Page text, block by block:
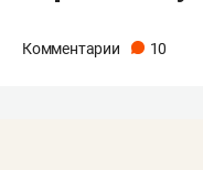
Комментарии 10